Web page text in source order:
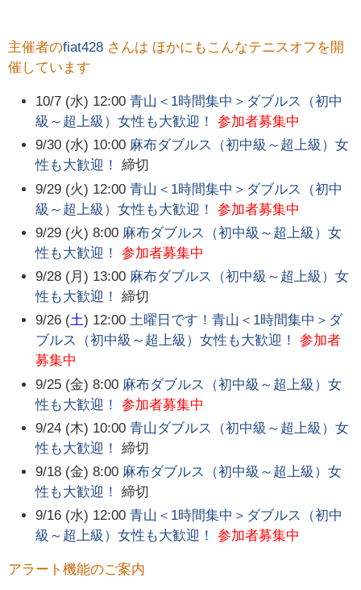
主催者のfiat428 さんは ほかにもこんなテニスオフを開
催しています
10/7 (水) 12:00 青山＜1時間集中＞ダブルス（初中
級～超上級）女性も大歓迎！
参加者募集中
9/30 (水) 10:00 麻布ダブルス（初中級～超上級）女
性も大歓迎！
締切
9/29 (火) 12:00 青山＜1時間集中＞ダブルス（初中
級～超上級）女性も大歓迎！
参加者募集中
9/29 (火) 8:00 麻布ダブルス（初中級～超上級）女
性も大歓迎！
参加者募集中
9/28 (月) 13:00 麻布ダブルス（初中級～超上級）女
性も大歓迎！
締切
9/26 (土) 12:00 土曜日です！青山＜1時間集中＞ダ
ブルス（初中級～超上級）女性も大歓迎！
参加者
募集中
9/25 (金) 8:00 麻布ダブルス（初中級～超上級）女
性も大歓迎！
参加者募集中
9/24 (木) 10:00 青山ダブルス（初中級～超上級）女
性も大歓迎！
締切
9/18 (金) 8:00 麻布ダブルス（初中級～超上級）女
性も大歓迎！
締切
9/16 (水) 12:00 青山＜1時間集中＞ダブルス（初中
級～超上級）女性も大歓迎！
参加者募集中
アラート機能のご案内